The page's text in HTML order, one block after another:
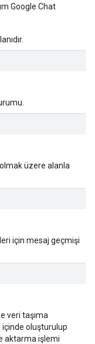
Google Chat
üzere alanla
için mesaj geçmişi
veri taşıma
içinde oluşturulup
aktarma işlemi